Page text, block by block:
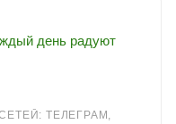
ТЕЛЕГРАМ,